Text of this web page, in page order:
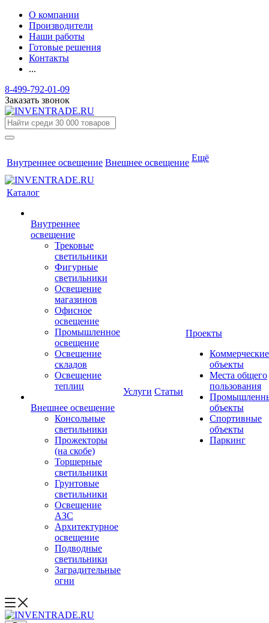
О компании
Производители
Наши работы
Готовые решения
Контакты
...
8-499-792-01-09
Заказать звонок
Внутреннее освещение Внешнее освещение Ещё
Каталог
Внутреннее
освещение
Трековые
светильники
Фигурные
светильники
Освещение
магазинов
Офисное
освещение
Промышленное
освещение
Освещение
складов
Освещение
теплиц
Внешнее освещение
Консольные
светильники
Прожекторы
(на скобе)
Торшерные
светильники
Грунтовые
светильники
Освещение
АЗС
Архитектурное
освещение
Подводные
светильники
Заградительные
огни
Услуги Статьи
Проекты
Коммерческие
объекты
Места общего
пользования
объекты
Спортивные
объекты
Паркинг